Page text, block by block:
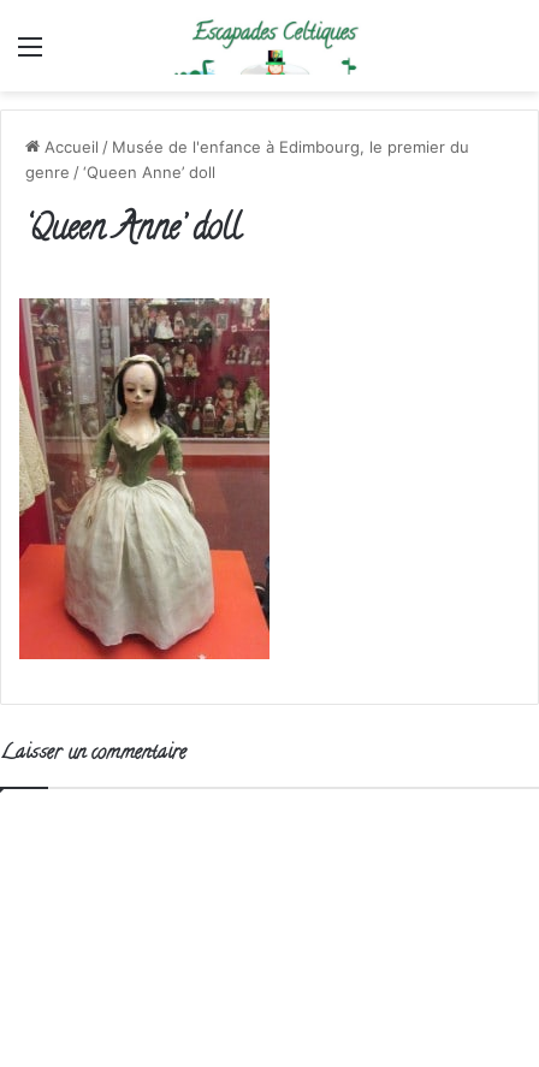
Menu
Accueil / Musée de l'enfance à Edimbourg, le premier du
genre /‘Queen Anne’ doll
‘Queen Anne’ doll
Laisser un commentaire